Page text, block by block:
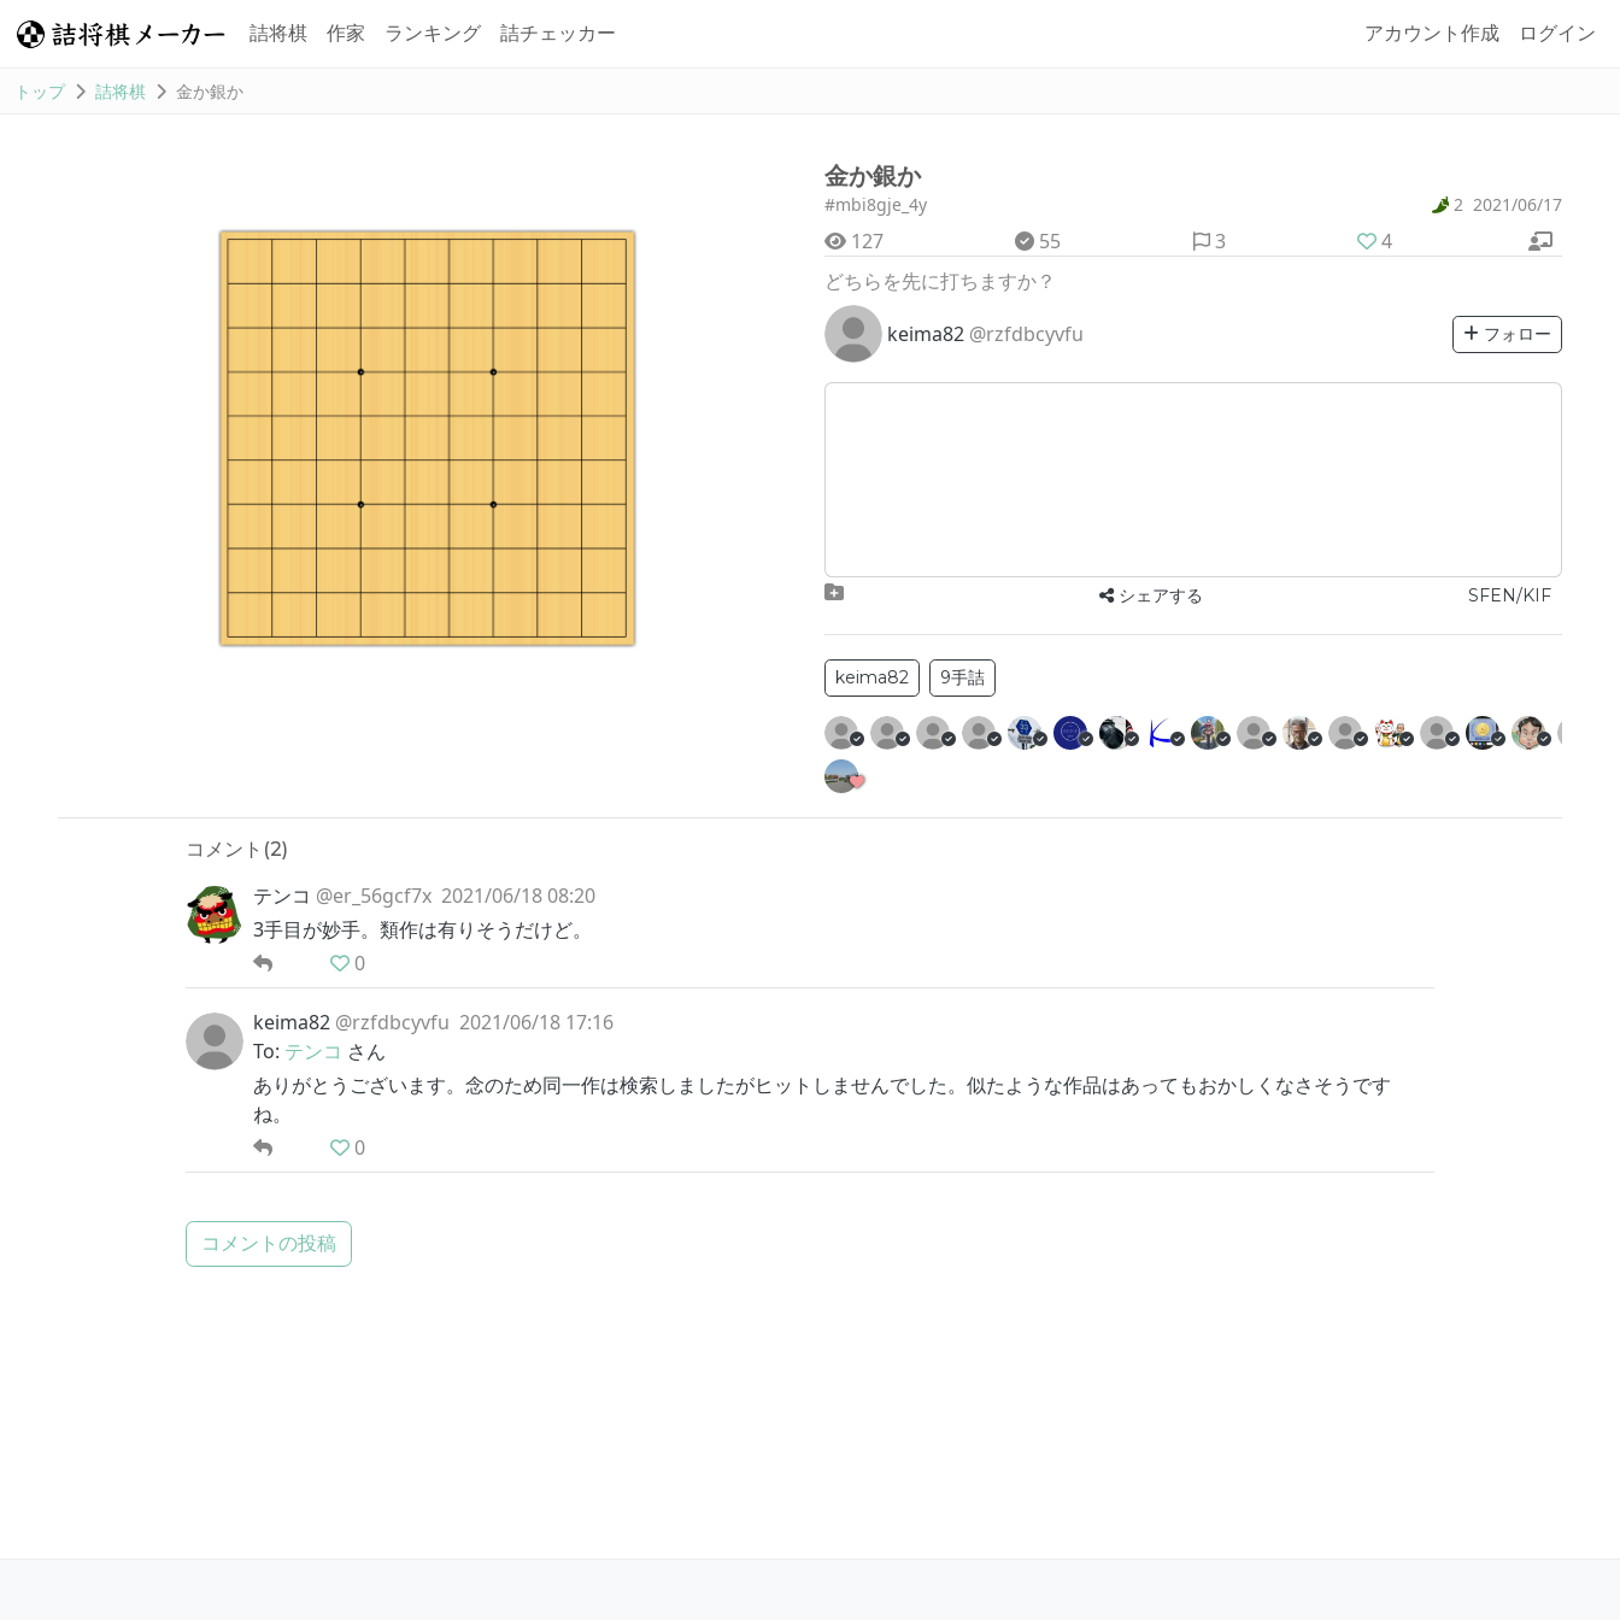
詰将棋 作家 ランキング 詰チェッカー アカウント作成 ログイン
トップ 詰将棋 金か銀か
金か銀か
#mbi8gje_4y 2 2021/06/17
127 55 3
4
どちらを先に打ちますか？
keima82 @rzfdbcyvfu フォロー
シェアする SFEN/KIF
keima82 9手詰
コメント(2)
テンコ @er_56gcf7x 2021/06/18 08:20
3手目が妙手。類作は有りそうだけど。
0
keima82 @rzfdbcyvfu 2021/06/18 17:16
To: テンコ さん
ありがとうございます。念のため同一作は検索しましたがヒットしませんでした。似たような作品はあってもおかしくなさそうです
ね。
0
コメントの投稿